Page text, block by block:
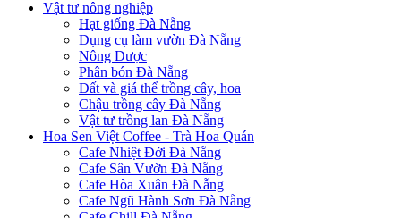
Vật tư nông nghiệp
Hạt giống Đà Nẵng
Dụng cụ làm vườn Đà Nẵng
Nông Dược
Phân bón Đà Nẵng
Đất và giá thể trồng cây, hoa
Chậu trồng cây Đà Nẵng
Vật tư trồng lan Đà Nẵng
Hoa Sen Việt Coffee - Trà Hoa Quán
Cafe Nhiệt Đới Đà Nẵng
Cafe Sân Vườn Đà Nẵng
Cafe Hòa Xuân Đà Nẵng
Cafe Ngũ Hành Sơn Đà Nẵng